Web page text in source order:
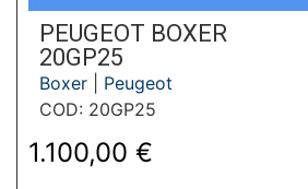
PEUGEOT BOXER
20GP25
Boxer| Peugeot
COD: 20GP25
1.100,00 €